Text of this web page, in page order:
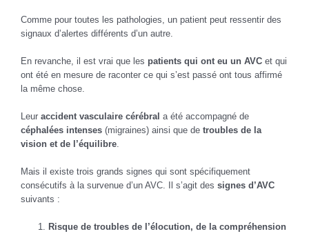
Comme pour toutes les pathologies, un patient peut ressentir des
signaux d’alertes différents d’un autre.
En revanche, il est vrai que les patients qui ont eu un AVC et qui
ont été en mesure de raconter ce qui s’est passé ont tous affirmé
la même chose.
Leur accident vasculaire cérébral a été accompagné de
céphalées intenses (migraines) ainsi que de troubles de la
vision et de l’équilibre
Mais il existe trois grands signes qui sont spécifiquement
consécutifs à la survenue d’un AVC. Il s’agit des signes d’AVC
suivants :
Risque de troubles de l’élocution, de la compréhension